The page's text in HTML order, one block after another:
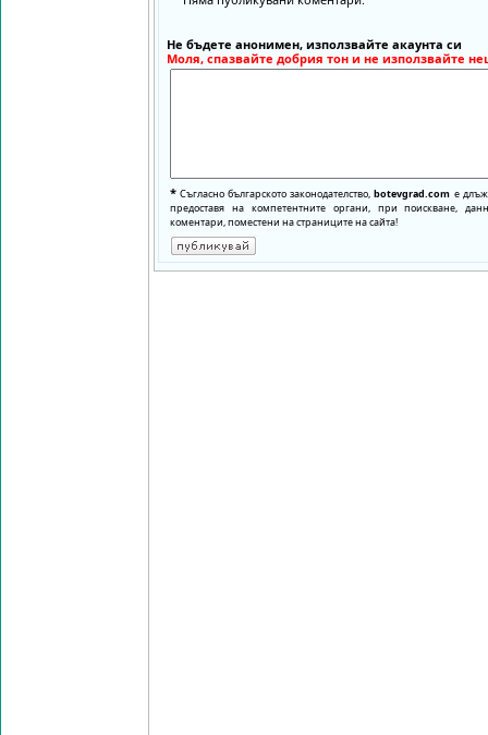
Не бъдете анонимен, използвайте акаунта си
Моля, спазвайте добрия тон и не използвайте
* Съгласно българското законодателство,botevgrad.com е
предоставя на компетентните органи, при поискване,
коментари, поместени на страниците на сайта!